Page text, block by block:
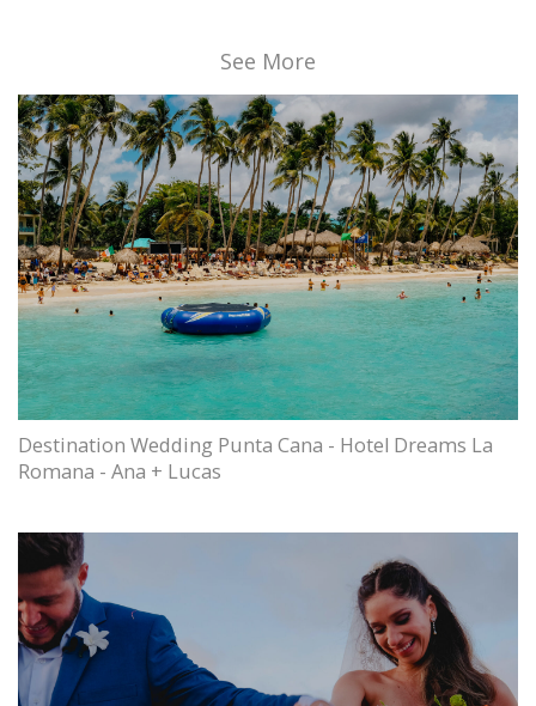
See More
Destination Wedding Punta Cana - Hotel Dreams La
Romana - Ana + Lucas